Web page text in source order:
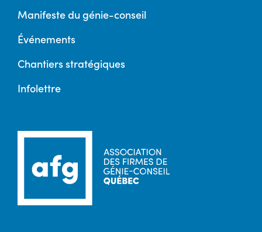
Manifeste du génie-conseil
Événements
Chantiers stratégiques
Infolettre